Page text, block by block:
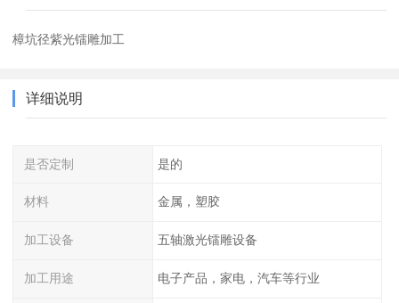
樟坑径紫光镭雕加工
详细说明
是否定制 是的
材料 金属，塑胶
加工设备 五轴激光镭雕设备
加工用途 电子产品，家电，汽车等行业